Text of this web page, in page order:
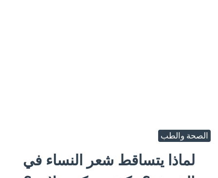
الصحة والطب
لماذا يتساقط شعر النساء في